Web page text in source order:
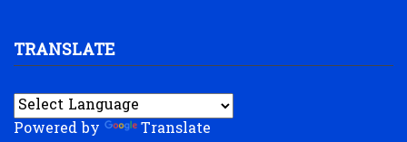
TRANSLATE
Powered by Translate